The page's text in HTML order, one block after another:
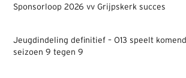
Sponsorloop 2026 vv Grijpskerk succes
Jeugdindeling definitief – O13 speelt komend
seizoen 9 tegen 9